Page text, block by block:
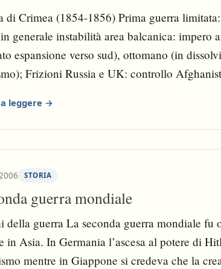
di Crimea (1854-1856) Prima guerra
generale instabilità area balcanica: impero
espansione verso sud), ottomano (in
Frizioni Russia e UK: controllo
Turchia, e dichiarò guerra: UK entrò
e ritardare la crisi dell’impero ottomano).
leggere →
STORIA
guerra mondiale
della guerra La seconda guerra mondiale fu
in Asia. In Germania l’ascesa al potere di
mentre in Giappone si credeva che la